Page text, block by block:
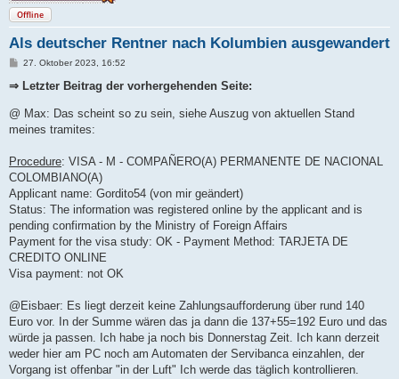
Offline
Als deutscher Rentner nach Kolumbien ausgewandert
B
a
g
27. Oktober 2023, 16:52
⇒ Letzter Beitrag der vorhergehenden Seite:
@ Max: Das scheint so zu sein, siehe Auszug von aktuellen Stand
meines tramites:
Procedure: VISA - M - COMPAÑERO(A) PERMANENTE DE NACIONAL
COLOMBIANO(A)
Applicant name: Gordito54 (von mir geändert)
Status: The information was registered online by the applicant and is
pending confirmation by the Ministry of Foreign Affairs
Payment for the visa study: OK - Payment Method: TARJETA DE
CREDITO ONLINE
Visa payment: not OK
@Eisbaer: Es liegt derzeit keine Zahlungsaufforderung über rund 140
Euro vor. In der Summe wären das ja dann die 137+55=192 Euro und das
würde ja passen. Ich habe ja noch bis Donnerstag Zeit. Ich kann derzeit
weder hier am PC noch am Automaten der Servibanca einzahlen, der
Vorgang ist offenbar "in der Luft" Ich werde das täglich kontrollieren.